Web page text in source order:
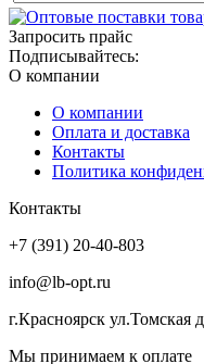
Запросить прайс
Подписывайтесь:
О компании
О компании
Оплата и доставка
Контакты
Политика
Контакты
+7 (391) 20-40-803
info@lb-opt.ru
г.Красноярск ул.Томская
Мы принимаем к оплате